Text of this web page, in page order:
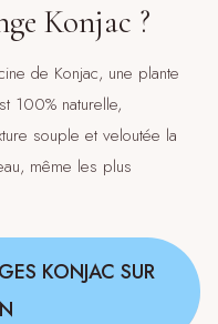
Konjac ?
de Konjac, une plante
100% naturelle,
souple et veloutée la
même les plus
KONJAC SUR